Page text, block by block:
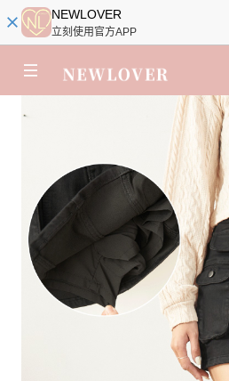
NEWLOVER
立刻使用官方APP